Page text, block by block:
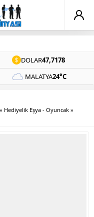
DOLAR47,7178
MALATYA24°C
» Hediyelik Eşya - Oyuncak »